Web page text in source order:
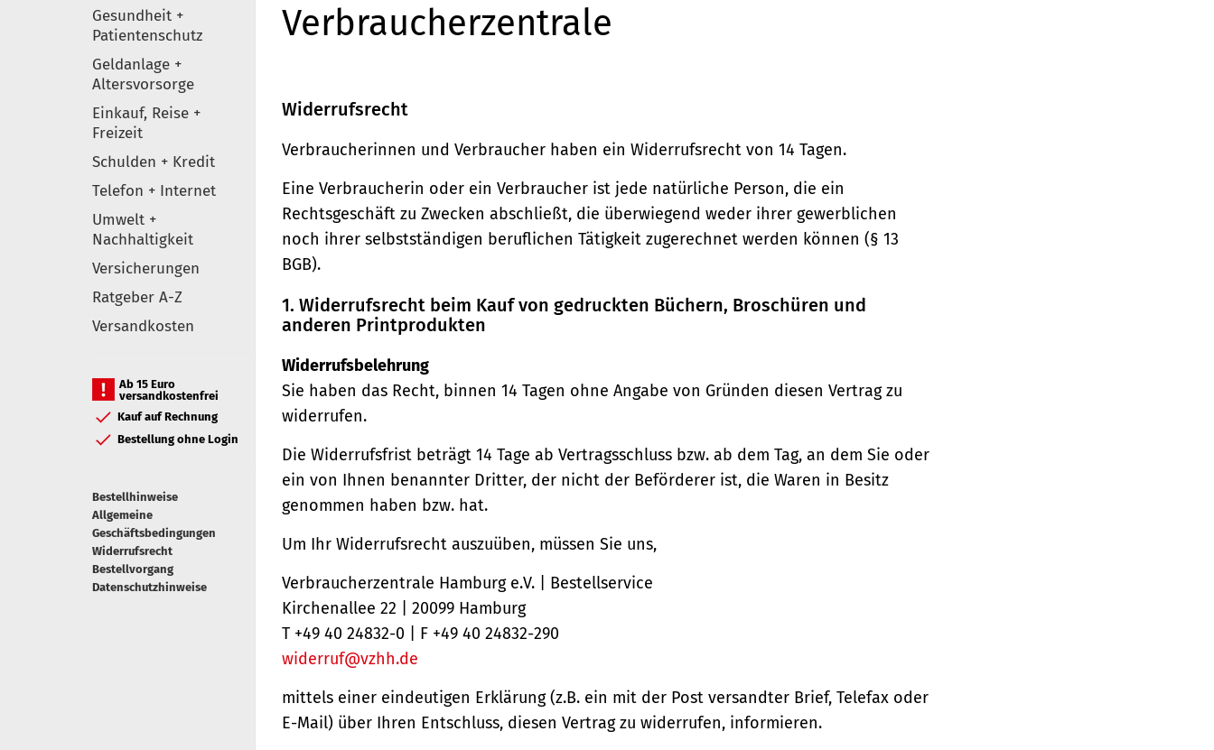
Gesundheit +
Patientenschutz
Geldanlage +
Altersvorsorge
Einkauf, Reise +
Freizeit
Schulden + Kredit
Telefon + Internet
Umwelt +
Nachhaltigkeit
Versicherungen
Ratgeber A-Z
Versandkosten
Ab 15 Euro
versandkostenfrei
Kauf auf Rechnung
Bestellung ohne Login
Bestellhinweise
Allgemeine
Geschäftsbedingungen
Widerrufsrecht
Bestellvorgang
Datenschutzhinweise
Verbraucherzentrale
Widerrufsrecht
Verbraucherinnen und Verbraucher haben ein Widerrufsrecht von 14 Tagen.
Eine Verbraucherin oder ein Verbraucher ist jede natürliche Person, die ein
Rechtsgeschäft zu Zwecken abschließt, die überwiegend weder ihrer gewerblichen
noch ihrer selbstständigen beruflichen Tätigkeit zugerechnet werden können (§ 13
BGB).
1. Widerrufsrecht beim Kauf von gedruckten Büchern, Broschüren und
anderen Printprodukten
Widerrufsbelehrung
Sie haben das Recht, binnen 14 Tagen ohne Angabe von Gründen diesen Vertrag zu
widerrufen.
Die Widerrufsfrist beträgt 14 Tage ab Vertragsschluss bzw. ab dem Tag, an dem Sie oder
ein von Ihnen benannter Dritter, der nicht der Beförderer ist, die Waren in Besitz
genommen haben bzw. hat.
Um Ihr Widerrufsrecht auszuüben, müssen Sie uns,
Verbraucherzentrale Hamburg e.V. | Bestellservice
Kirchenallee 22 | 20099 Hamburg
T +49 40 24832-0 | F +49 40 24832-290
widerruf@vzhh.de
mittels einer eindeutigen Erklärung (z.B. ein mit der Post versandter Brief, Telefax oder
E-Mail) über Ihren Entschluss, diesen Vertrag zu widerrufen, informieren.